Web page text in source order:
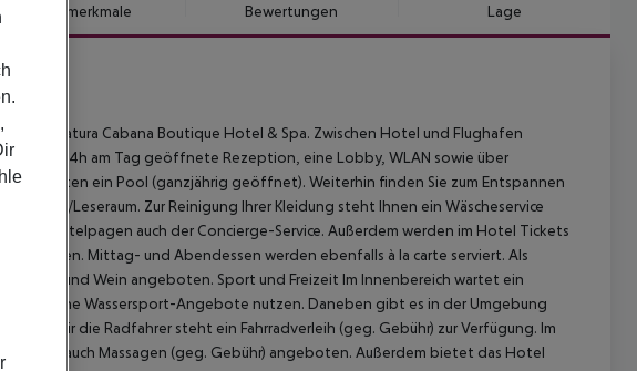
Hotelmerkmale Bewertungen Lage
Natura Cabana Boutique Hotel & Spa. Zwischen Hotel und Flughafen
eine 24h am Tag geöffnete Rezeption, eine Lobby, WLAN sowie über
Garten ein Pool (ganzjährig geöffnet). Weiterhin finden Sie zum Entspannen
Leseraum. Zur Reinigung Ihrer Kleidung steht Ihnen ein Wäscheservice
dem Hotelpagen auch der Concierge-Service. Außerdem werden im Hotel Tickets
angeboten. Mittag- und Abendessen werden ebenfalls à la carte serviert. Als
Bier und Wein angeboten. Sport und Freizeit Im Innenbereich wartet ein
Wassersport-Angebote nutzen. Daneben gibt es in der Umgebung
Für die Radfahrer steht ein Fahrradverleih (geg. Gebühr) zur Verfügung. Im
werden auch Massagen (geg. Gebühr) angeboten. Außerdem bietet das Hotel
,